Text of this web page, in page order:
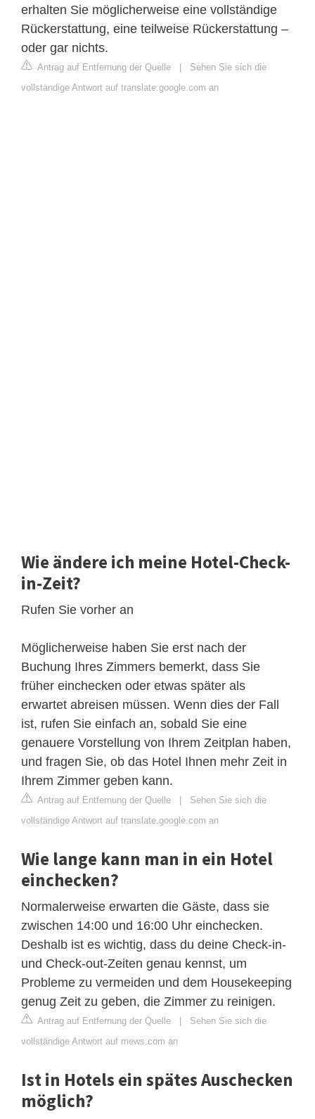
erhalten Sie möglicherweise eine vollständige
Rückerstattung, eine teilweise Rückerstattung –
oder gar nichts.
Antrag auf Entfernung der Quelle | Sehen Sie sich die
vollständige Antwort auf translate.google.com an
Wie ändere ich meine Hotel-Check-
in-Zeit?
Rufen Sie vorher an
Möglicherweise haben Sie erst nach der
Buchung Ihres Zimmers bemerkt, dass Sie
früher einchecken oder etwas später als
erwartet abreisen müssen. Wenn dies der Fall
ist, rufen Sie einfach an, sobald Sie eine
genauere Vorstellung von Ihrem Zeitplan haben,
und fragen Sie, ob das Hotel Ihnen mehr Zeit in
Ihrem Zimmer geben kann.
Antrag auf Entfernung der Quelle | Sehen Sie sich die
vollständige Antwort auf translate.google.com an
Wie lange kann man in ein Hotel
einchecken?
Normalerweise erwarten die Gäste, dass sie
zwischen 14:00 und 16:00 Uhr einchecken.
Deshalb ist es wichtig, dass du deine Check-in-
und Check-out-Zeiten genau kennst, um
Probleme zu vermeiden und dem Housekeeping
genug Zeit zu geben, die Zimmer zu reinigen.
Antrag auf Entfernung der Quelle | Sehen Sie sich die
vollständige Antwort auf mews.com an
Ist in Hotels ein spätes Auschecken
möglich?